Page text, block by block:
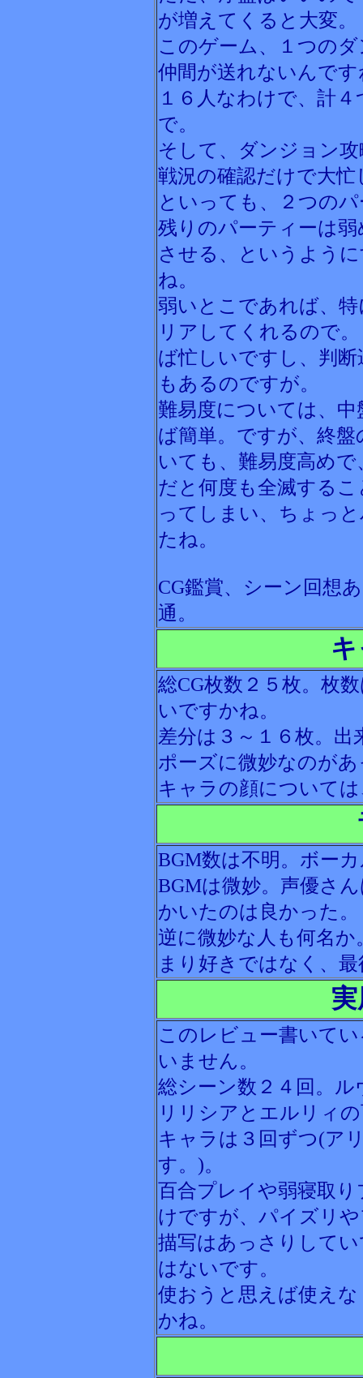
が増えてくると大変。
このゲーム、１つの
仲間が送れないんで
１６人なわけで、計
で。
そして、ダンジョン
戦況の確認だけで大忙
といっても、２つの
残りのパーティーは
させる、というよう
ね。
弱いとこであれば、
リアしてくれるので
ば忙しいですし、判
もあるのですが。
難易度については、
ば簡単。ですが、終
いても、難易度高め
だと何度も全滅する
ってしまい、ちょっ
たね。
CG鑑賞、シーン回想
通。
総CG枚数２５枚。枚
いですかね。
差分は３～１６枚。
ポーズに微妙なのが
キャラの顔について
BGM数は不明。ボー
BGMは微妙。声優さ
かいたのは良かった。
逆に微妙な人も何名
まり好きではなく、
このレビュー書いて
いません。
総シーン数２４回。
リリシアとエルリィ
キャラは３回ずつ(ア
す。)。
百合プレイや弱寝取
けですが、パイズリ
描写はあっさりして
はないです。
使おうと思えば使え
かね。